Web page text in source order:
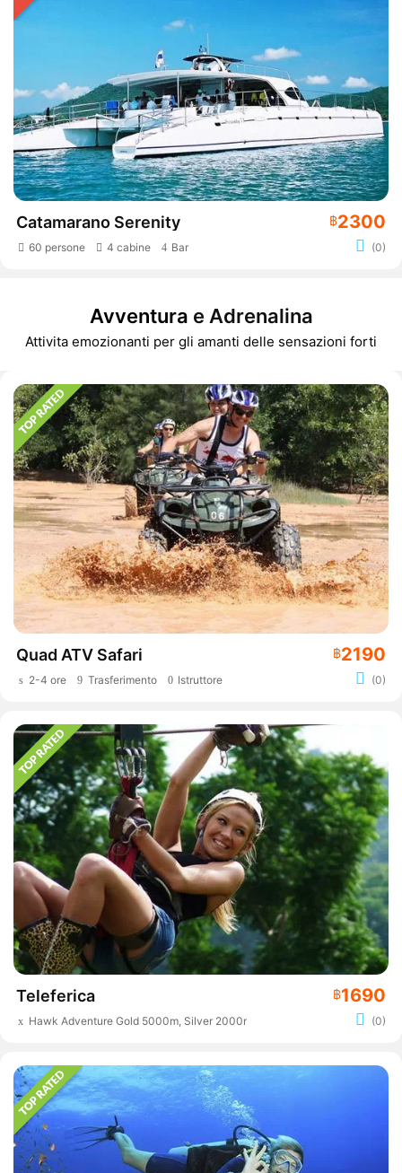
Catamarano Serenity ฿2300
60 persone 4 cabine Bar (0)
Avventura e Adrenalina
Attivita emozionanti per gli amanti delle sensazioni forti
Quad ATV Safari ฿2190
2-4 ore Trasferimento Istruttore (0)
Teleferica ฿1690
Hawk Adventure Gold 5000m, Silver 2000m (0)